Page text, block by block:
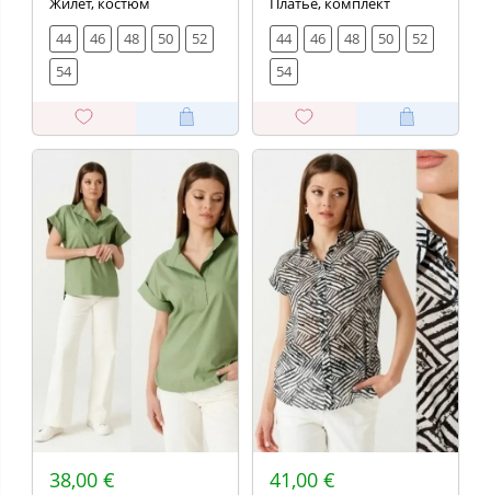
44
46 48 50
52
54
44
46 48 50
52
54
38,00 € 41,00 €